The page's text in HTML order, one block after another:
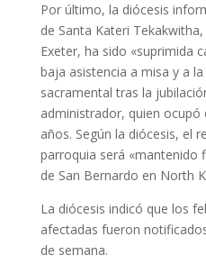
Por último, la diócesis
de Santa Kateri
Exeter, ha sido «suprimida
baja asistencia a misa y a
sacramental tras la
administrador, quien
años. Según la diócesis, el
parroquia será «mantenido
de San Bernardo en North
La diócesis indicó que los
afectadas fueron
de semana.